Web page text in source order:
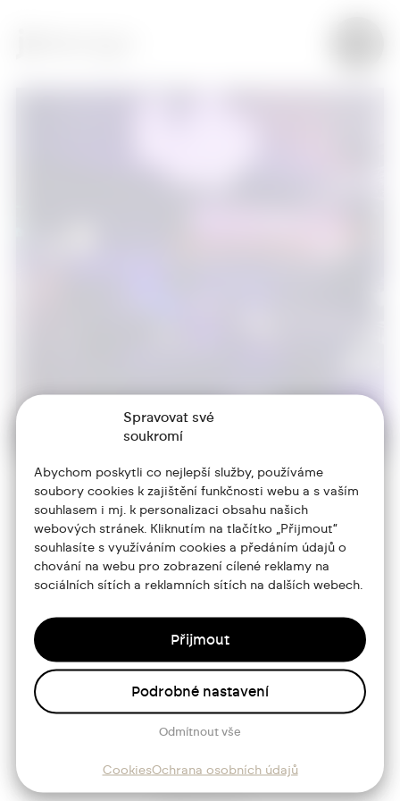
Spravovat své
soukromí
Abychom poskytli co nejlepší služby, používáme
soubory cookies k zajištění funkčnosti webu a s vaším
souhlasem i mj. k personalizaci obsahu našich
webových stránek. Kliknutím na tlačítko „Přijmout“
souhlasíte s využíváním cookies a předáním údajů o
chování na webu pro zobrazení cílené reklamy na
sociálních sítích a reklamních sítích na dalších webech.
Přijmout
Odmítnout vše
Podrobné nastavení
CookiesOchrana osobních údajů
O mně
Služby
Blog
Kontakt
+420 773 986 416
jtdesign@joseftrakal.cz